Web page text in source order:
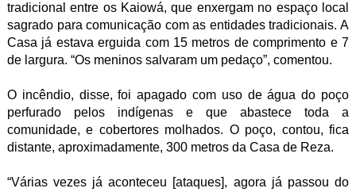
tradicional entre os Kaiowá, que enxergam no espaço local
sagrado para comunicação com as entidades tradicionais. A
Casa já estava erguida com 15 metros de comprimento e 7
de largura. “Os meninos salvaram um pedaço”, comentou.
O incêndio, disse, foi apagado com uso de água do poço
perfurado pelos indígenas e que abastece toda a
comunidade, e cobertores molhados. O poço, contou, fica
distante, aproximadamente, 300 metros da Casa de Reza.
“Várias vezes já aconteceu [ataques], agora já passou do